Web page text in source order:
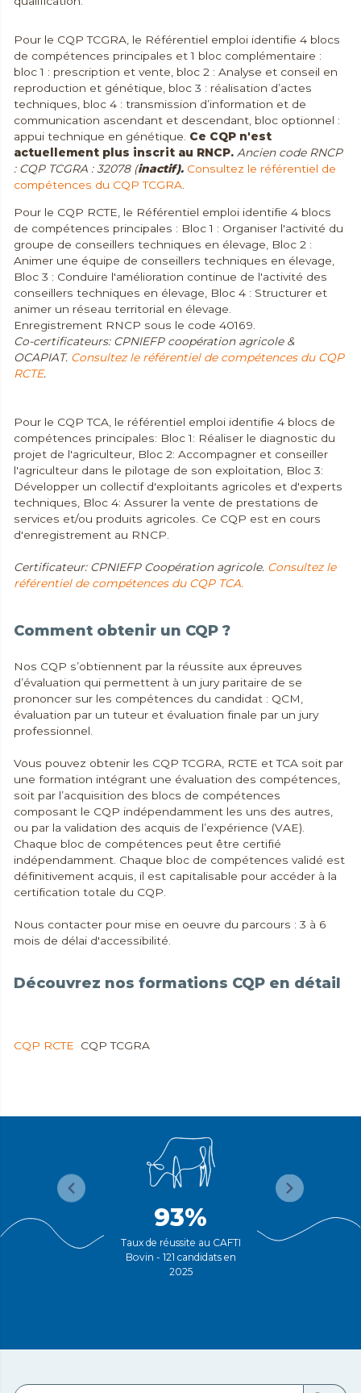
Pour le CQP TCGRA, le Référentiel emploi identifie 4 blocs
de compétences principales et 1 bloc complémentaire :
bloc 1 : prescription et vente, bloc 2 : Analyse et conseil en
reproduction et génétique, bloc 3 : réalisation d’actes
techniques, bloc 4 : transmission d’information et de
communication ascendant et descendant, bloc optionnel :
appui technique en génétique. Ce CQP n'est
actuellement plus inscrit au RNCP. Ancien code RNCP
: CQP TCGRA : 32078 (inactif). Consultez le référentiel de
compétences du CQP TCGRA
Pour le CQP RCTE, le Référentiel emploi identifie 4 blocs
de compétences principales : Bloc 1 : Organiser l'activité du
groupe de conseillers techniques en élevage, Bloc 2 :
Animer une équipe de conseillers techniques en élevage,
Bloc 3 : Conduire l'amélioration continue de l'activité des
conseillers techniques en élevage, Bloc 4 : Structurer et
animer un réseau territorial en élevage.
Enregistrement RNCP sous le code 40169.
Co-certificateurs: CPNIEFP coopération agricole &
OCAPIAT. Consultez le référentiel de compétences du CQP
RCTE.
Pour le CQP TCA, le référentiel emploi identifie 4 blocs de
compétences principales: Bloc 1: Réaliser le diagnostic du
projet de l'agriculteur, Bloc 2: Accompagner et conseiller
l'agriculteur dans le pilotage de son exploitation, Bloc 3:
Développer un collectif d'exploitants agricoles et d'experts
techniques, Bloc 4: Assurer la vente de prestations de
services et/ou produits agricoles. Ce CQP est en cours
d'enregistrement au RNCP.
Certificateur: CPNIEFP Coopération agricole. Consultez le
référentiel de compétences du CQP TCA.
Comment obtenir un CQP ?
Nos CQP s’obtiennent par la réussite aux épreuves
d’évaluation qui permettent à un jury paritaire de se
prononcer sur les compétences du candidat : QCM,
évaluation par un tuteur et évaluation finale par un jury
professionnel.
Vous pouvez obtenir les CQP TCGRA, RCTE et TCA soit par
une formation intégrant une évaluation des compétences,
soit par l’acquisition des blocs de compétences
composant le CQP indépendamment les uns des autres,
ou par la validation des acquis de l’expérience (VAE).
Chaque bloc de compétences peut être certifié
indépendamment. Chaque bloc de compétences validé est
définitivement acquis, il est capitalisable pour accéder à la
certification totale du CQP.
Nous contacter pour mise en oeuvre du parcours : 3 à 6
mois de délai d'accessibilité.
Découvrez nos formations CQP en détail
CQP RCTE CQP TCGRA
93%
Taux de réussite au CAFTI
Bovin - 121 candidats en
2025